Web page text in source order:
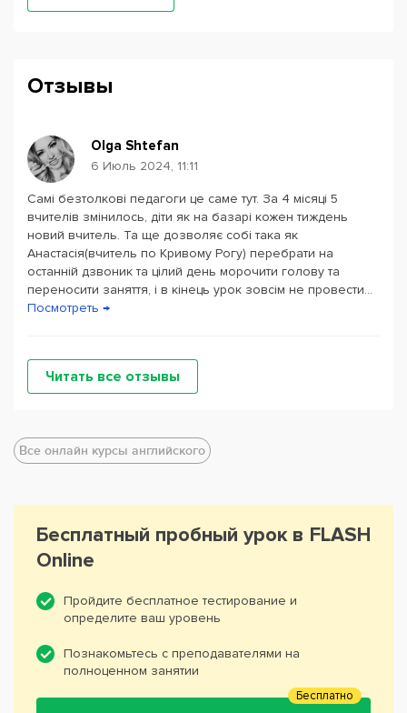
Отзывы
Olga Shtefan
6 Июль 2024, 11:11
Самі безтолкові педагоги це саме тут. За 4 місяці 5
вчителів змінилось, діти як на базарі кожен тиждень
новий вчитель. Та ще дозволяє собі така як
Анастасія(вчитель по Кривому Рогу) перебрати на
останній дзвоник та цілий день морочити голову та
переносити заняття, і в кінець урок зовсім не провести...
Посмотреть →
Читать все отзывы
Все онлайн курсы английского
Бесплатный пробный урок в FLASH
Online
Пройдите бесплатное тестирование и
определите ваш уровень
Познакомьтесь с преподавателями на
полноценном занятии
Бесплатно